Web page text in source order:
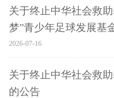
关于终止中华社会救
梦”青少年足球发展基
2026-07-16
关于终止中华社会救
的公告